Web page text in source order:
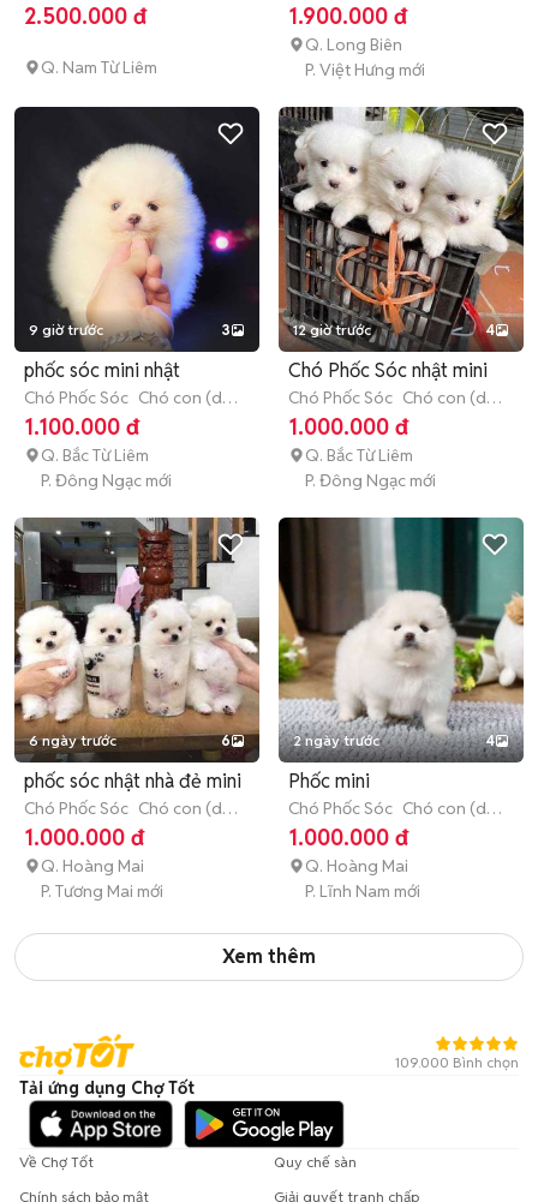
thành (hơn 1 tuổi)
2.500.000 đ
Q. Nam Từ Liêm
3 tháng tuổi)
1.900.000 đ
Q. Long Biên
P. Việt Hưng mới
9 giờ trước 3
phốc sóc mini nhật
Chó Phốc Sóc Chó con (dưới
3 tháng tuổi)
1.100.000 đ
Q. Bắc Từ Liêm
P. Đông Ngạc mới
12 giờ trước 4
Chó Phốc Sóc nhật mini
Chó Phốc Sóc Chó con (dưới
3 tháng tuổi)
1.000.000 đ
Q. Bắc Từ Liêm
P. Đông Ngạc mới
6 ngày trước 6
phốc sóc nhật nhà đẻ mini
Chó Phốc Sóc Chó con (dưới
3 tháng tuổi)
1.000.000 đ
Q. Hoàng Mai
P. Tương Mai mới
2 ngày trước 4
Phốc mini
Chó Phốc Sóc Chó con (dưới
3 tháng tuổi)
1.000.000 đ
Q. Hoàng Mai
P. Lĩnh Nam mới
Xem thêm
109.000 Bình chọn
Tải ứng dụng Chợ Tốt
Về Chợ Tốt
Quy chế sàn
Chính sách bảo mật
Giải quyết tranh chấp